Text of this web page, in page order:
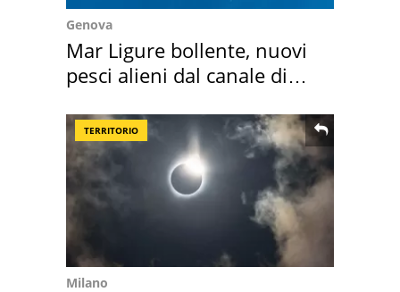
Genova
Mar Ligure bollente, nuovi
pesci alieni dal canale di
TERRITORIO
Milano